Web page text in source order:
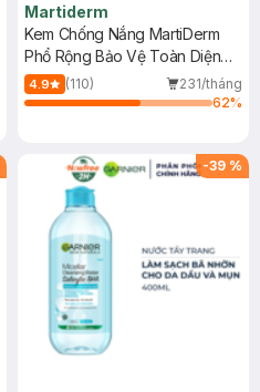
Martiderm
Kem Chống Nắng MartiDerm
Phổ Rộng Bảo Vệ Toàn Diện
40ml
4.9 (110)
231/tháng
62%
-39 %